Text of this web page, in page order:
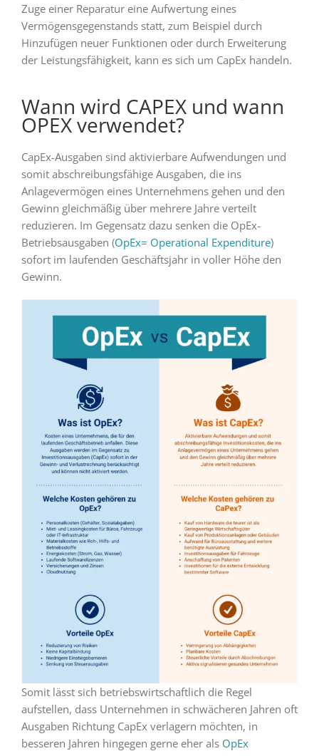
Zuge einer Reparatur eine Aufwertung eines
Vermögensgegenstands statt, zum Beispiel durch
Hinzufügen neuer Funktionen oder durch Erweiterung
der Leistungsfähigkeit, kann es sich um CapEx handeln.
Wann wird CAPEX und wann
OPEX verwendet?
CapEx-Ausgaben sind aktivierbare Aufwendungen und
somit abschreibungsfähige Ausgaben, die ins
Anlagevermögen eines Unternehmens gehen und den
Gewinn gleichmäßig über mehrere Jahre verteilt
reduzieren. Im Gegensatz dazu senken die OpEx-
Betriebsausgaben (OpEx= Operational Expenditure)
sofort im laufenden Geschäftsjahr in voller Höhe den
Gewinn.
Somit lässt sich betriebswirtschaftlich die Regel
aufstellen, dass Unternehmen in schwächeren Jahren oft
Ausgaben Richtung CapEx verlagern möchten, in
besseren Jahren hingegen gerne eher als OpEx